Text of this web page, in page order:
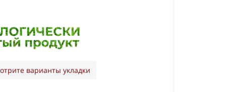
варианты укладки